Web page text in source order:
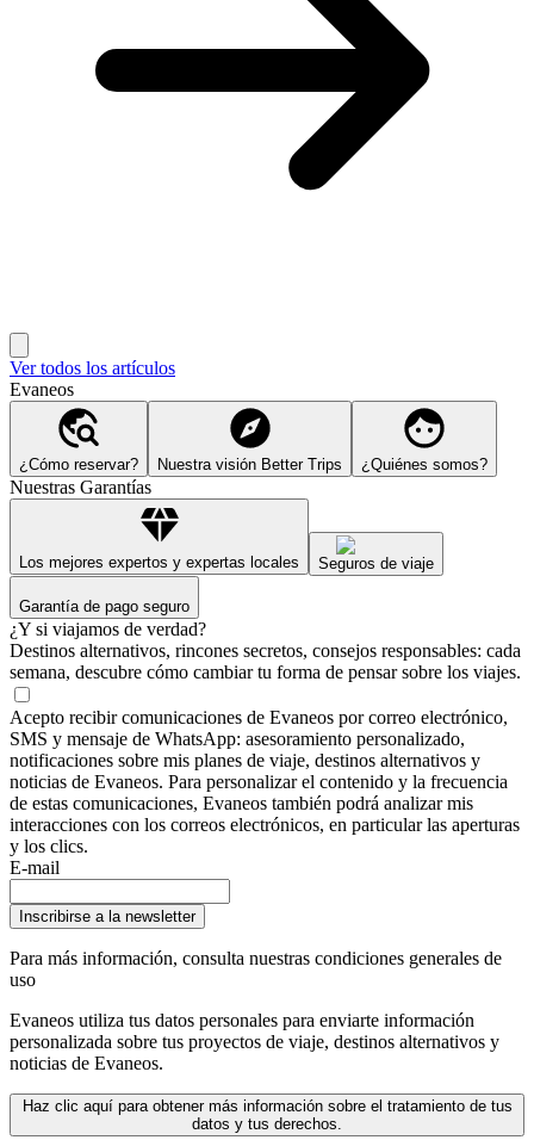
Ver todos los artículos
Evaneos
¿Cómo reservar? Nuestra visión Better Trips ¿Quiénes somos?
Nuestras Garantías
Los mejores expertos y expertas locales Seguros de viaje
Garantía de pago seguro
¿Y si viajamos de verdad?
Destinos alternativos, rincones secretos, consejos responsables: cada
semana, descubre cómo cambiar tu forma de pensar sobre los viajes.
Acepto recibir comunicaciones de Evaneos por correo electrónico,
SMS y mensaje de WhatsApp: asesoramiento personalizado,
notificaciones sobre mis planes de viaje, destinos alternativos y
noticias de Evaneos. Para personalizar el contenido y la frecuencia
de estas comunicaciones, Evaneos también podrá analizar mis
interacciones con los correos electrónicos, en particular las aperturas
y los clics.
E-mail
Inscribirse a la newsletter
Para más información, consulta nuestras condiciones generales de
uso
Evaneos utiliza tus datos personales para enviarte información
personalizada sobre tus proyectos de viaje, destinos alternativos y
noticias de Evaneos.
Haz clic aquí para obtener más información sobre el tratamiento de tus
datos y tus derechos.